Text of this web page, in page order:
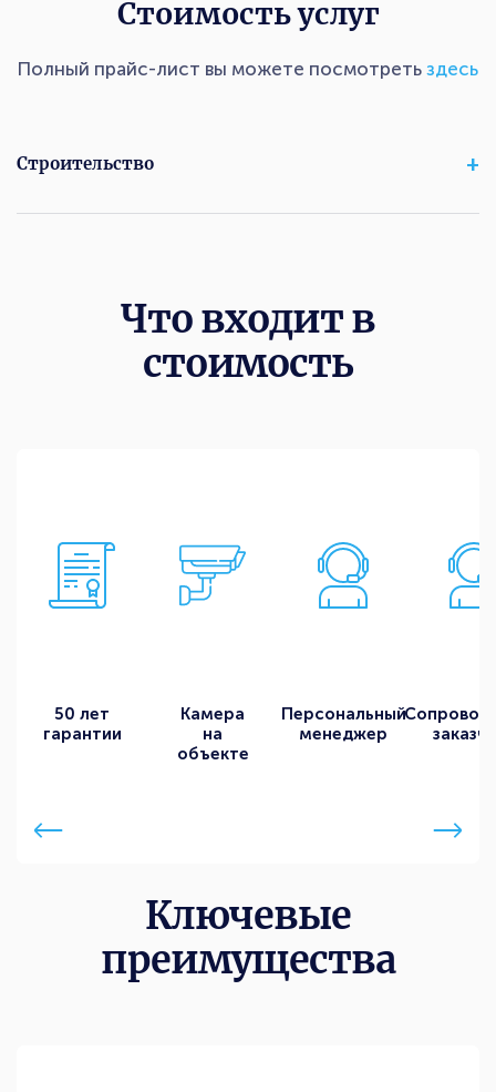
Стоимость услуг
Полный прайс-лист вы можете посмотреть здесь
Строительство
Что входит в
стоимость
50 лет
гарантии
Камера
на
объекте
Персональный
менеджер
Ключевые
преимущества